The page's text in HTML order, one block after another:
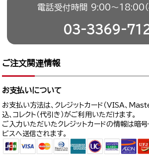
電話受付時間 9:00〜18:00（
03-3369-
ご注文関連情報
お支払いについて
お支払い方法は、クレジットカード（VISA、
込、コレクト（代引き）がご利用いただけます。
ご入力いただいたクレジットカードの情報は暗
ビスへ送信されます。